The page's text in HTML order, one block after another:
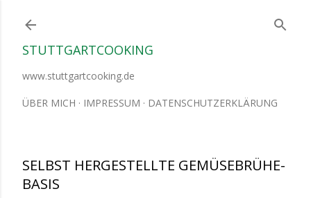
STUTTGARTCOOKING
www.stuttgartcooking.de
ÜBER MICH IMPRESSUM DATENSCHUTZERKLÄRUNG
SELBST HERGESTELLTE GEMÜSEBRÜHE-
BASIS